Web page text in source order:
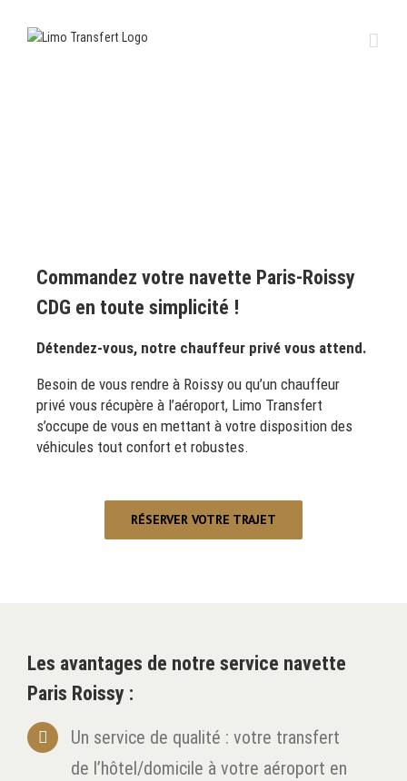
Commandez votre navette Paris-Roissy
CDG en toute simplicité !
Détendez-vous, notre chauffeur privé vous attend.
Besoin de vous rendre à Roissy ou qu’un chauffeur
privé vous récupère à l’aéroport, Limo Transfert
s’occupe de vous en mettant à votre disposition des
véhicules tout confort et robustes.
RÉSERVER VOTRE TRAJET
Les avantages de notre service navette
Paris Roissy :
Un service de qualité : votre transfert
de l’hôtel/domicile à votre aéroport en